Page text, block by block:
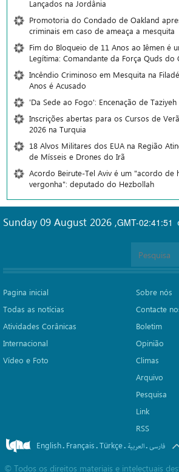
Lançados na Jordânia
Promotoria do Condado de Oakland
criminais em caso de ameaça a mesquita
Fim do Bloqueio de 11 Anos ao Iêmen é
Legítima: Comandante da Força Quds do
Incêndio Criminoso em Mesquita na
Anos é Acusado
'Da Sede ao Fogo': Encenação de
Inscrições abertas para os Cursos de
2026 na Turquia
18 Alvos Militares dos EUA na Região
de Mísseis e Drones do Irã
Acordo Beirute-Tel Aviv é um "acordo de
vergonha": deputado do Hezbollah
GMT-02:41:51
Sunday 09 August 2026 ,
Pagina inicial
Todas as notícias
Atividades Corânicas
Internacional
Vídeo e Foto
Sobre nós
Contacte
Boletim
Opinião
Climas
Arquivo
Pesquisa
Link
RSS
English. Français.Türkçe. العربیة.فارسی
© Todos os direitos materiais e intelectuais